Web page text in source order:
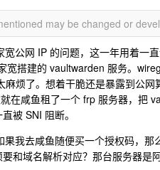
may be changed or
公网 IP 的问题，这一年用着一
宽搭建的 vaultwarden 服务。
烦了。想着干脆还是暴露到公网
在咸鱼租了一个 frp 服务器，把
被 SNI 阻断。
我去咸鱼随便买一个授权码，那
和域名解析对应？那台服务器是